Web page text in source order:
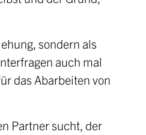
sondern als
auch mal
das Abarbeiten von
Partner sucht, der